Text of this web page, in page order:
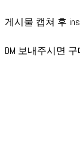
게시물 캡쳐 후
DM 보내주시면